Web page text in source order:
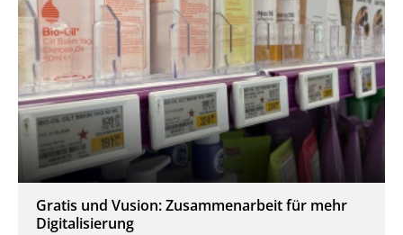
Gratis und Vusion: Zusammenarbeit für mehr
Digitalisierung